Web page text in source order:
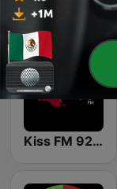
BAMOS Radio
Kiss FM 92.7